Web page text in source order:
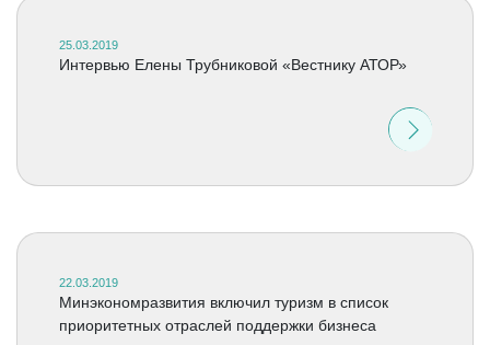
25.03.2019
Интервью Елены Трубниковой «Вестнику АТОР»
22.03.2019
Минэкономразвития включил туризм в список
приоритетных отраслей поддержки бизнеса